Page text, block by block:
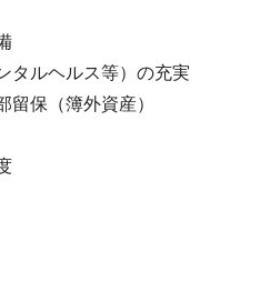
タルヘルス等）の充実
留保（簿外資産）